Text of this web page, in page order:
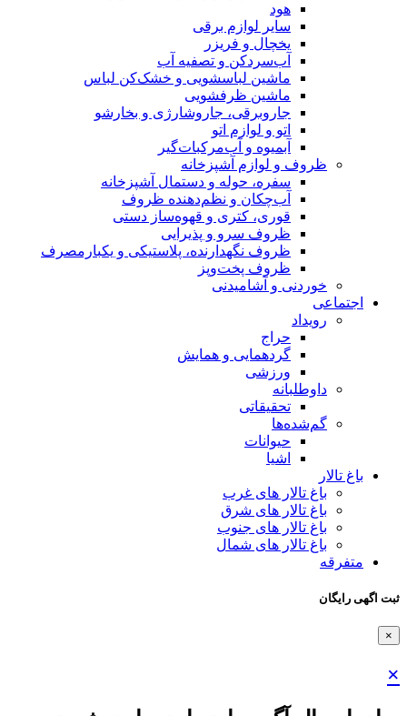
هود
سایر لوازم برقی
یخچال و فریزر
آب‌سردکن و تصفیه آب
ماشین لباسشویی و خشک‌کن لباس
ماشین ظرفشویی
جاروبرقی، جاروشارژی و بخارشو
اتو و لوازم اتو
آبمیوه و آب‌مرکبات‌گیر
ظروف و لوازم آشپزخانه
سفره، حوله و دستمال آشپزخانه
آب‌چکان و نظم‌دهنده ظروف
قوری، کتری و قهوه‌ساز دستی
ظروف سرو و پذیرایی
ظروف نگهدارنده، پلاستیکی و یکبارمصرف
ظروف پخت‌وپز
خوردنی و آشامیدنی
اجتماعی
رویداد
حراج
گردهمایی و همایش
ورزشی
داوطلبانه
تحقیقاتی
گم‌شده‌ها
حیوانات
اشیا
باغ تالار
باغ تالار های غرب
باغ تالار های شرق
باغ تالار های جنوب
باغ تالار های شمال
متفرقه
ثبت اگهی رایگان
×
×